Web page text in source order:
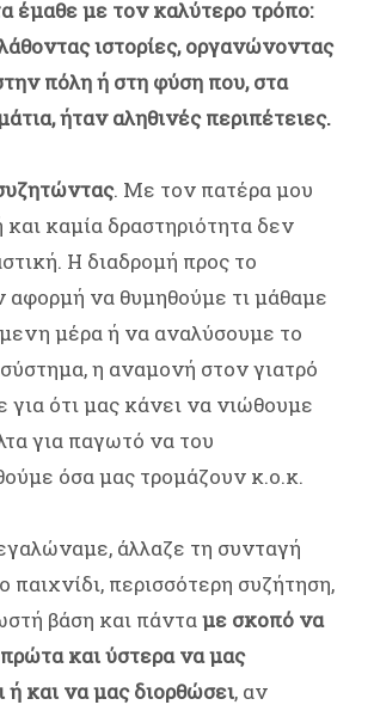
έμαθε με τον καλύτερο τρόπο:
ιστορίες, οργανώνοντας
πόλη ή στη φύση που, στα
ήταν αληθινές περιπέτειες.
. Με τον πατέρα μου
και καμία δραστηριότητα δεν
Η διαδρομή προς το
αφορμή να θυμηθούμε τι μάθαμε
μέρα ή να αναλύσουμε το
η αναμονή στον γιατρό
για ότι μας κάνει να νιώθουμε
για παγωτό να του
όσα μας τρομάζουν κ.ο.κ.
άλλαζε τη συνταγή
παιχνίδι, περισσότερη συζήτηση,
βάση και πάνταμε σκοπό να
και ύστερα να μας
και να μας διορθώσει, αν